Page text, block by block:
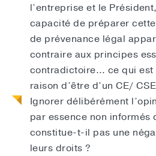
l’entreprise et le
capacité de préparer
de prévenance légal
contraire aux principes
contradictoire… ce qui est
raison d’être d’un CE/
Ignorer délibérément
par essence non informés
constitue-t-il pas une
leurs droits ?